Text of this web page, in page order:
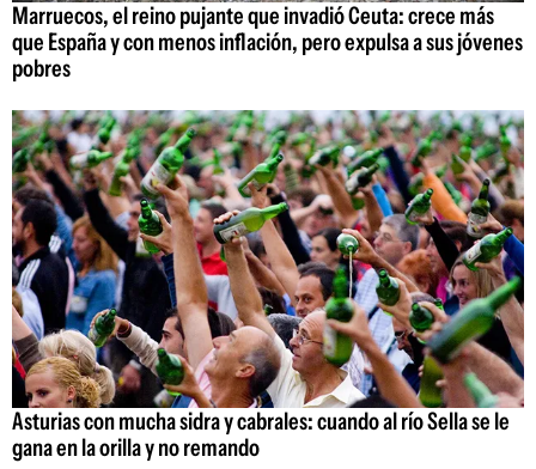
Marruecos, el reino pujante que invadió Ceuta: crece más
que España y con menos inflación, pero expulsa a sus jóvenes
pobres
Asturias con mucha sidra y cabrales: cuando al río Sella se le
gana en la orilla y no remando